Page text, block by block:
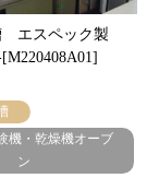
エスペック製
機・乾燥機オーブ
ン